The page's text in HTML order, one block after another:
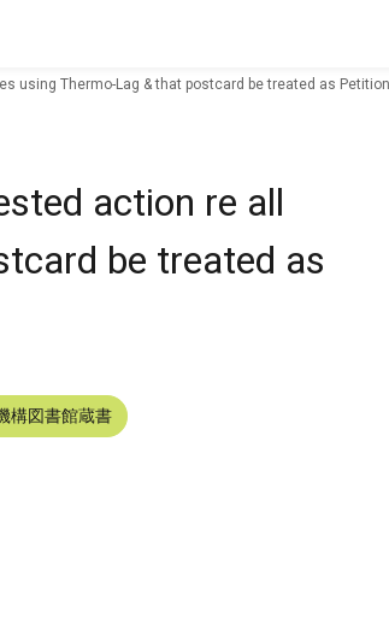
Thermo-Lag & that postcard be treated as Petition
action re all
be treated as
構図書館蔵書